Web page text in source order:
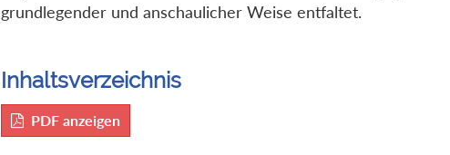
grundlegender und anschaulicher Weise entfaltet.
Inhaltsverzeichnis
PDF anzeigen